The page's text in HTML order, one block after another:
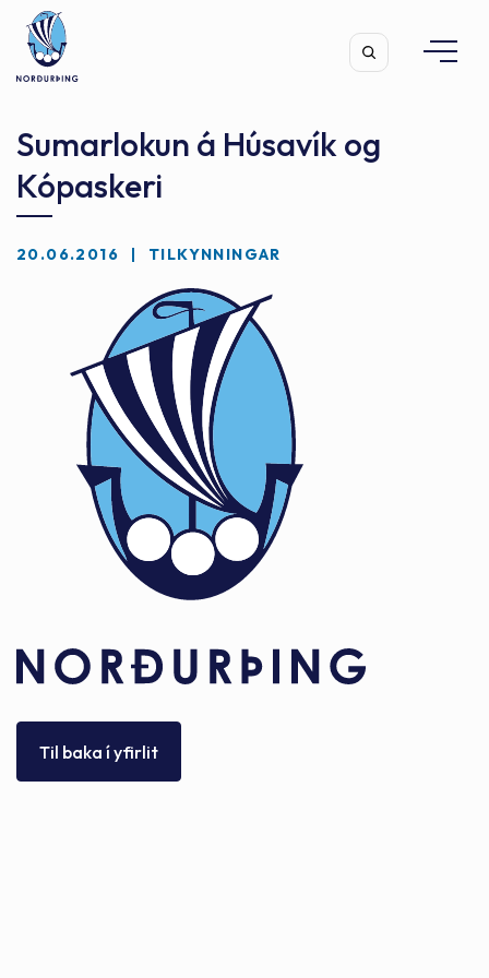
Leita
Sumarlokun á Húsavík og
Kópaskeri
20.06.2016 TILKYNNINGAR
Til baka í yfirlit